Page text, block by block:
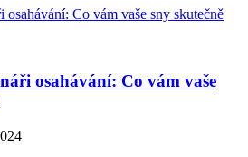
osahávání: Co vám vaše